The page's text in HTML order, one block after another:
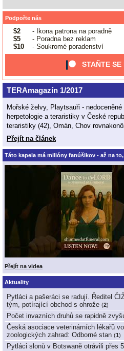
Podpořte nás
$2
- Ikona patrona na poradně
$5
- Poradna bez reklam
$10
- Soukromé poradenství
STAŇTE SE
TERAmagazín 1/2017
Mořské želvy, Playtsauři -
herpetologie a teraristiky v České
teraristiky (42), Omán, Chov
Přejít na článek
Táto kapela má milióny fanúšikov - až na
Přejít na videa
Aktuality
Pytláci a pašeráci se radují. Ředitel
tým, potírající obchod s ohrože (2)
Počet invazních druhů se rapidně
Česká asociace veterinárních lékařů
zoologických zahrad: Odborné stan (1)
Pytláci slonů v Botswaně otrávili přes